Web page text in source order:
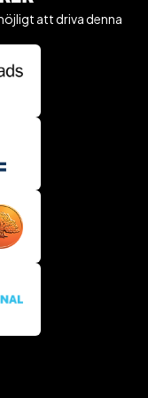
att driva denna